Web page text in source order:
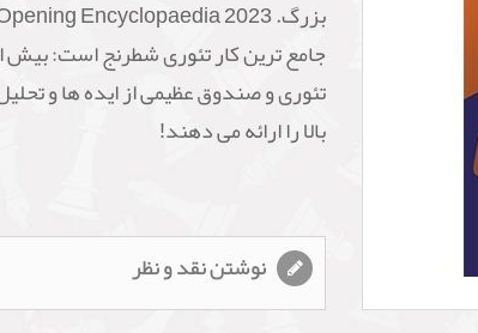
تئوری و صندوق عظیمی از ایده ها و
بالا را ارائه می دهند!
نوشتن نقد و نظر